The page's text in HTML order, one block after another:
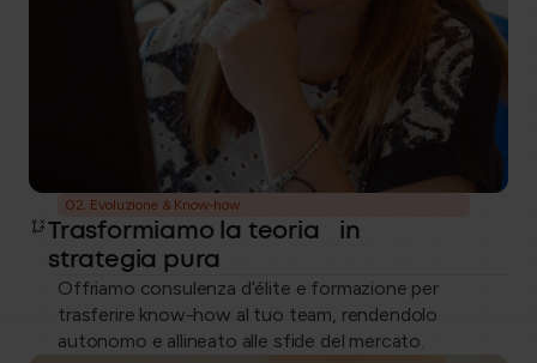
HR Administration
02. Evoluzione & Know-how
Trasformiamo la teoria in
strategia pura
Offriamo consulenza d’élite e formazione per
trasferire know-how al tuo team, rendendolo
autonomo e allineato alle sfide del mercato.